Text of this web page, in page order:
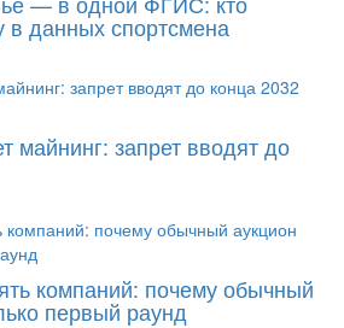
в данных спортсмена
майнинг: запрет вводят до
компаний: почему обычный
первый раунд